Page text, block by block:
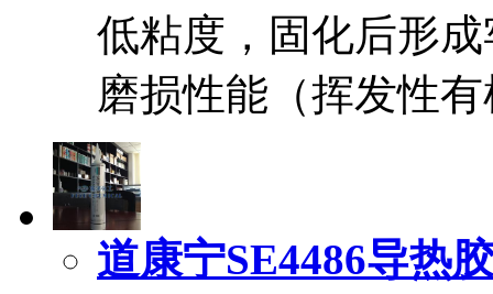
低粘度，固化后形
磨损性能（挥发性
道康宁SE4486导热